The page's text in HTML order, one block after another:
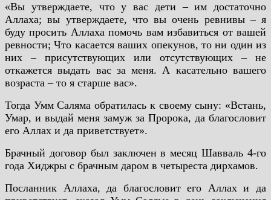
«Вы утверждаете, что у вас дети – им достаточно
Аллаха; вы утверждаете, что вы очень ревнивы – я
буду просить Аллаха помочь вам избавиться от вашей
ревности; Что касается ваших опекунов, то ни один из
них – присутствующих или отсутствующих – не
откажется выдать вас за меня. А касательно вашего
возраста – то я старше вас».
Тогда Умм Саляма обратилась к своему сыну: «Встань,
Умар, и выдай меня замуж за Пророка, да благословит
его Аллах и да приветствует».
Брачный договор был заключен в месяц Шавваль 4-го
года Хиджры с брачным даром в четыреста дирхамов.
Посланник Аллаха, да благословит его Аллах и да